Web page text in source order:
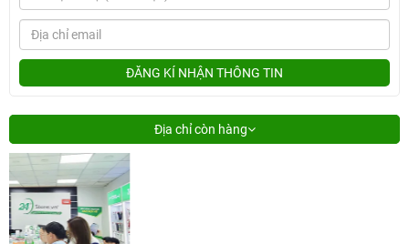
ĐĂNG KÍ NHẬN THÔNG TIN
Địa chỉ còn hàng